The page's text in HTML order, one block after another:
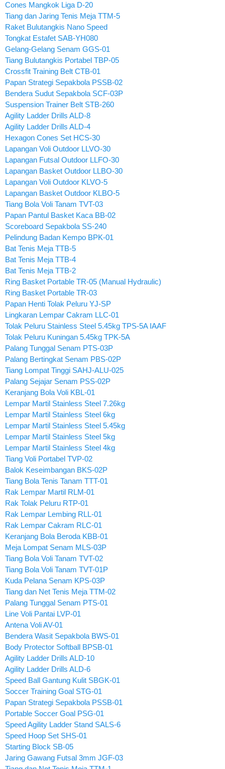
Cones Mangkok Liga D-20
Tiang dan Jaring Tenis Meja TTM-5
Raket Bulutangkis Nano Speed
Tongkat Estafet SAB-YH080
Gelang-Gelang Senam GGS-01
Tiang Bulutangkis Portabel TBP-05
Crossfit Training Belt CTB-01
Papan Strategi Sepakbola PSSB-02
Bendera Sudut Sepakbola SCF-03P
Suspension Trainer Belt STB-260
Agility Ladder Drills ALD-8
Agility Ladder Drills ALD-4
Hexagon Cones Set HCS-30
Lapangan Voli Outdoor LLVO-30
Lapangan Futsal Outdoor LLFO-30
Lapangan Basket Outdoor LLBO-30
Lapangan Voli Outdoor KLVO-5
Lapangan Basket Outdoor KLBO-5
Tiang Bola Voli Tanam TVT-03
Papan Pantul Basket Kaca BB-02
Scoreboard Sepakbola SS-240
Pelindung Badan Kempo BPK-01
Bat Tenis Meja TTB-5
Bat Tenis Meja TTB-4
Bat Tenis Meja TTB-2
Ring Basket Portable TR-05 (Manual Hydraulic)
Ring Basket Portable TR-03
Papan Henti Tolak Peluru YJ-SP
Lingkaran Lempar Cakram LLC-01
Tolak Peluru Stainless Steel 5.45kg TPS-5A IAAF
Tolak Peluru Kuningan 5.45kg TPK-5A
Palang Tunggal Senam PTS-03P
Palang Bertingkat Senam PBS-02P
Tiang Lompat Tinggi SAHJ-ALU-025
Palang Sejajar Senam PSS-02P
Keranjang Bola Voli KBL-01
Lempar Martil Stainless Steel 7.26kg
Lempar Martil Stainless Steel 6kg
Lempar Martil Stainless Steel 5.45kg
Lempar Martil Stainless Steel 5kg
Lempar Martil Stainless Steel 4kg
Tiang Voli Portabel TVP-02
Balok Keseimbangan BKS-02P
Tiang Bola Tenis Tanam TTT-01
Rak Lempar Martil RLM-01
Rak Tolak Peluru RTP-01
Rak Lempar Lembing RLL-01
Rak Lempar Cakram RLC-01
Keranjang Bola Beroda KBB-01
Meja Lompat Senam MLS-03P
Tiang Bola Voli Tanam TVT-02
Tiang Bola Voli Tanam TVT-01P
Kuda Pelana Senam KPS-03P
Tiang dan Net Tenis Meja TTM-02
Palang Tunggal Senam PTS-01
Line Voli Pantai LVP-01
Antena Voli AV-01
Bendera Wasit Sepakbola BWS-01
Body Protector Softball BPSB-01
Agility Ladder Drills ALD-10
Agility Ladder Drills ALD-6
Speed Ball Gantung Kulit SBGK-01
Soccer Training Goal STG-01
Papan Strategi Sepakbola PSSB-01
Portable Soccer Goal PSG-01
Speed Agility Ladder Stand SALS-6
Speed Hoop Set SHS-01
Starting Block SB-05
Jaring Gawang Futsal 3mm JGF-03